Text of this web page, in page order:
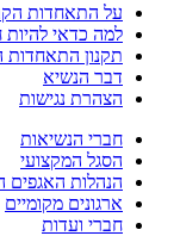
על התאחדות
למה כדאי
תקנון התאחדות
דבר הנשיא
הצהרת נגישות
חברי הנשיאות
הסגל המקצועי
הנהלות האגפים
ארגונים מקומיים
חברי ועדות